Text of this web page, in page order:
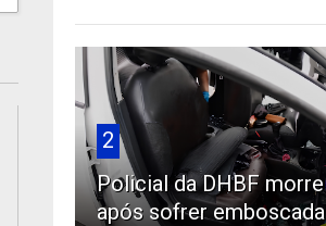
2
Policial da DHBF morre
após sofrer emboscada